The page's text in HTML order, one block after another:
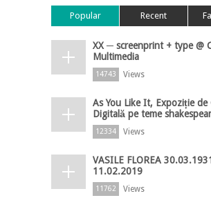
Popular Recent
XX ─ screenprint + type @
Multimedia
14743 Views
As You Like It, Expoziție de
Digitală pe teme
12334 Views
VASILE FLOREA
11.02.2019
11762 Views